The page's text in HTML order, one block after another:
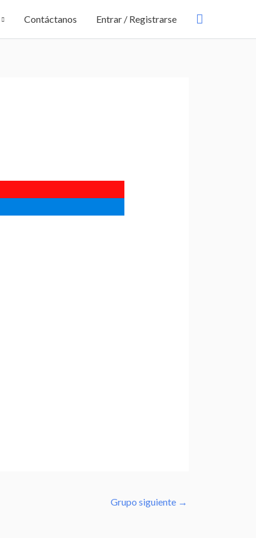
Contáctanos Entrar / Registrarse Buscar
Grupo siguiente →